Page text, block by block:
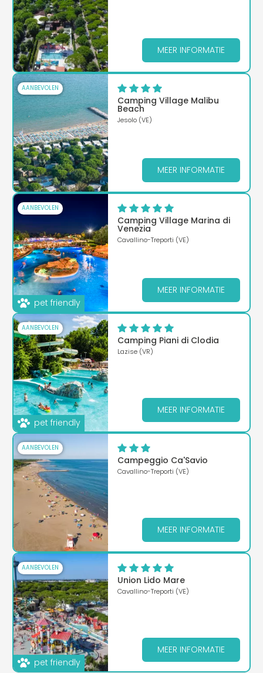
MEER INFORMATIE
AANBEVOLEN
Camping Village Malibu
Beach
Jesolo (VE)
MEER INFORMATIE
AANBEVOLEN
pet friendly
Camping Village Marina di
Venezia
Cavallino-Treporti (VE)
MEER INFORMATIE
AANBEVOLEN
pet friendly
Camping Piani di Clodia
Lazise (VR)
MEER INFORMATIE
AANBEVOLEN
Campeggio Ca'Savio
Cavallino-Treporti (VE)
MEER INFORMATIE
AANBEVOLEN
pet friendly
Union Lido Mare
Cavallino-Treporti (VE)
MEER INFORMATIE